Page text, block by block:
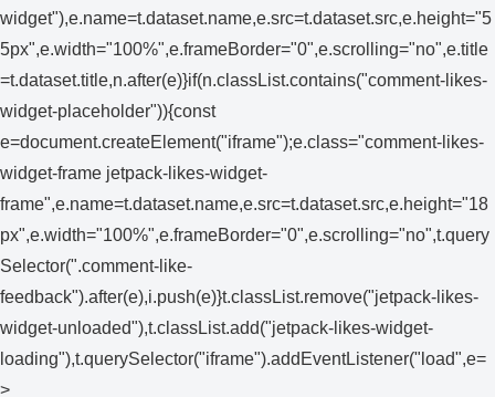
widget"),e.name=t.dataset.name,e.src=t.dataset.src,e.height="5
5px",e.width="100%",e.frameBorder="0",e.scrolling="no",e.title
=t.dataset.title,n.after(e)}if(n.classList.contains("comment-likes-
widget-placeholder")){const
e=document.createElement("iframe");e.class="comment-likes-
widget-frame jetpack-likes-widget-
frame",e.name=t.dataset.name,e.src=t.dataset.src,e.height="18
px",e.width="100%",e.frameBorder="0",e.scrolling="no",t.query
Selector(".comment-like-
feedback").after(e),i.push(e)}t.classList.remove("jetpack-likes-
widget-unloaded"),t.classList.add("jetpack-likes-widget-
loading"),t.querySelector("iframe").addEventListener("load",e=
>